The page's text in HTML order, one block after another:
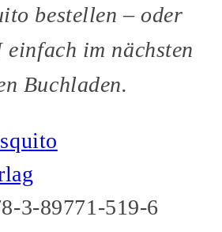
bestellen – oder
im nächsten
Buchladen.
3-89771-519-6